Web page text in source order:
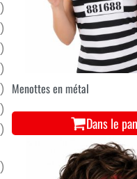
)
)
)
)
)
)
)
)
Menottes en métal
Dans le